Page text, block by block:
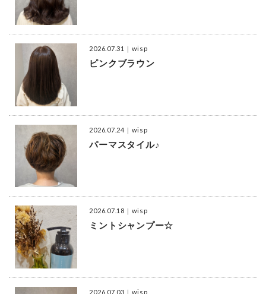
2026.07.31 ｜wisp
ピンクブラウン
2026.07.24 ｜wisp
パーマスタイル♪
2026.07.18 ｜wisp
ミントシャンプー☆
2026.07.03 ｜wisp